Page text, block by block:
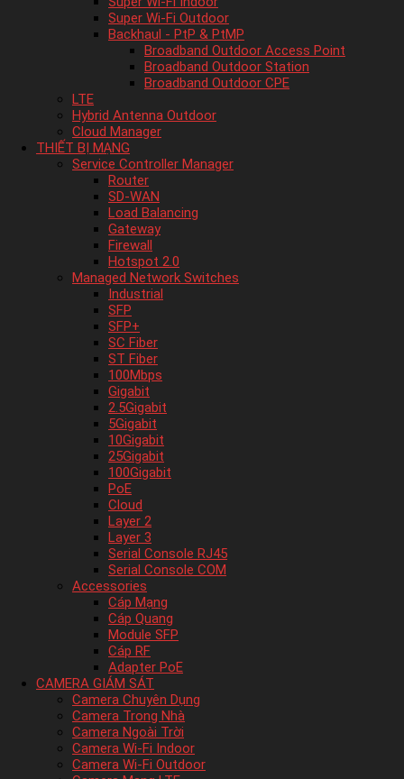
Super Wi-Fi Outdoor
Backhaul - PtP & PtMP
Broadband Outdoor Access Point
Broadband Outdoor Station
Broadband Outdoor CPE
LTE
Hybrid Antenna Outdoor
Cloud Manager
THIẾT BỊ MẠNG
Service Controller Manager
Router
SD-WAN
Load Balancing
Gateway
Firewall
Hotspot 2.0
Managed Network Switches
Industrial
SFP
SFP+
SC Fiber
ST Fiber
100Mbps
Gigabit
2.5Gigabit
5Gigabit
10Gigabit
25Gigabit
100Gigabit
PoE
Cloud
Layer 2
Layer 3
Serial Console RJ45
Serial Console COM
Accessories
Cáp Mạng
Cáp Quang
Module SFP
Cáp RF
Adapter PoE
CAMERA GIÁM SÁT
Camera Chuyên Dụng
Camera Trong Nhà
Camera Ngoài Trời
Camera Wi-Fi Indoor
Camera Wi-Fi Outdoor